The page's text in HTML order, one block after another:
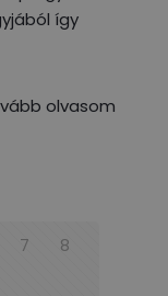
így
olvasom
7
8